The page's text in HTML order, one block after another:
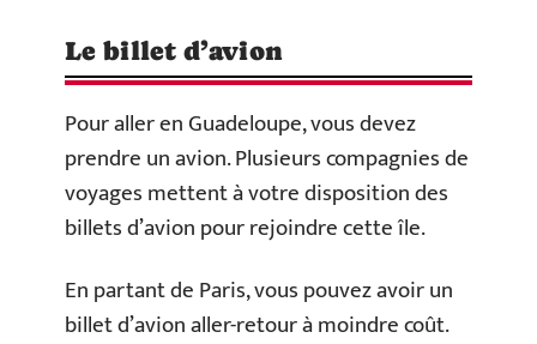
Le billet d’avion
Pour aller en Guadeloupe, vous devez
prendre un avion. Plusieurs compagnies de
voyages mettent à votre disposition des
billets d’avion pour rejoindre cette île.
En partant de Paris, vous pouvez avoir un
billet d’avion aller-retour à moindre coût.